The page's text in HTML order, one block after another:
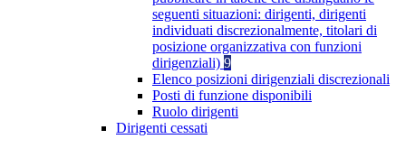
seguenti situazioni: dirigenti, dirigenti
individuati discrezionalmente, titolari di
posizione organizzativa con funzioni
dirigenziali) 9
Elenco posizioni dirigenziali discrezionali
Posti di funzione disponibili
Ruolo dirigenti
Dirigenti cessati